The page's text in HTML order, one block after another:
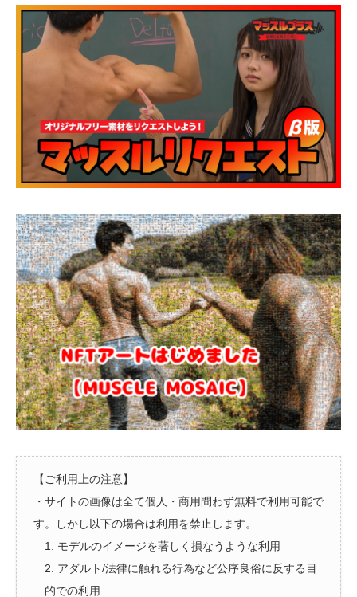
【ご利用上の注意】
・サイトの画像は全て個人・商用問わず無料で利用可能で
す。しかし以下の場合は利用を禁止します。
1. モデルのイメージを著しく損なうような利用
2. アダルト/法律に触れる行為など公序良俗に反する目
的での利用